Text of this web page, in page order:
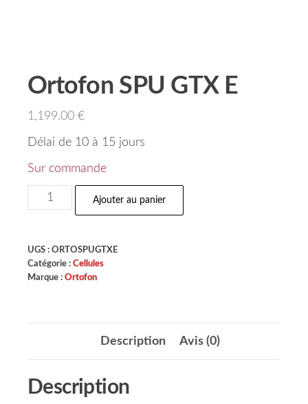
Ortofon SPU GTX E
1,199.00 €
Délai de 10 à 15 jours
Sur commande
Ajouter au panier
UGS : ORTOSPUGTXE
Catégorie : Cellules
Marque : Ortofon
Description Avis (0)
Description